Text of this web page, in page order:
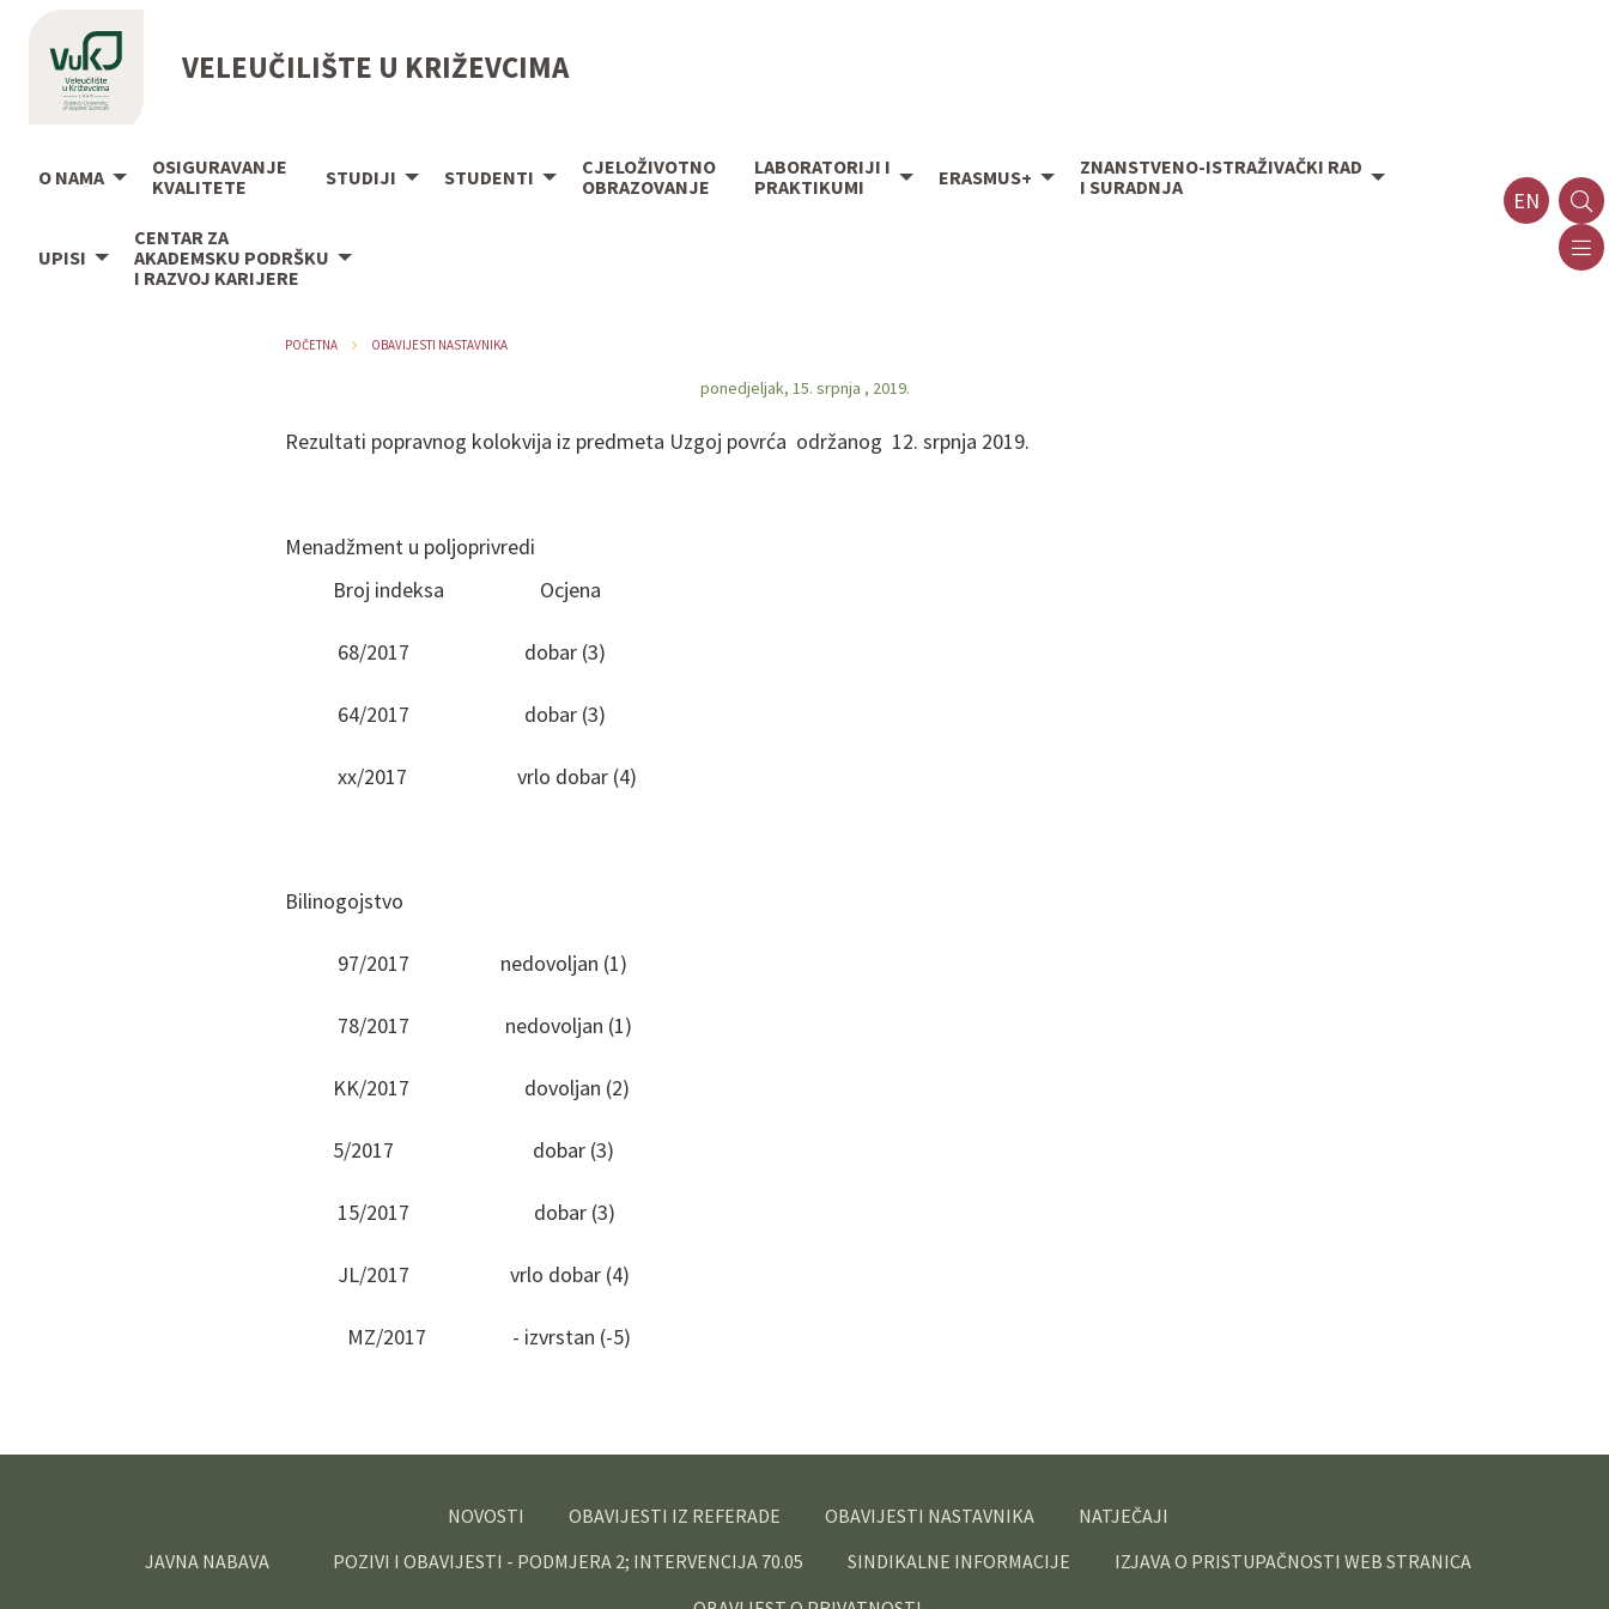
VELEUČILIŠTE U KRIŽEVCIMA
O NAMA
OSIGURAVANJE
KVALITETE
STUDIJI STUDENTI
CJELOŽIVOTNO
OBRAZOVANJE
LABORATORIJI I
PRAKTIKUMI
ERASMUS+
ZNANSTVENO-ISTRAŽIVAČKI RAD
I SURADNJA
UPISI
CENTAR ZA
AKADEMSKU PODRŠKU
I RAZVOJ KARIJERE
EN
POČETNA OBAVIJESTI NASTAVNIKA
ponedjeljak, 15. srpnja , 2019.
Rezultati popravnog kolokvija iz predmeta Uzgoj povrća održanog 12. srpnja 2019.
Menadžment u poljoprivredi
Broj indeksa Ocjena
68/2017 dobar (3)
64/2017 dobar (3)
xx/2017 vrlo dobar (4)
Bilinogojstvo
97/2017 nedovoljan (1)
78/2017 nedovoljan (1)
KK/2017 dovoljan (2)
5/2017 dobar (3)
15/2017 dobar (3)
JL/2017 vrlo dobar (4)
MZ/2017 - izvrstan (-5)
NOVOSTI OBAVIJESTI IZ REFERADE OBAVIJESTI NASTAVNIKA
NATJEČAJI
JAVNA NABAVA
POZIVI I OBAVIJESTI - PODMJERA 2; INTERVENCIJA 70.05 SINDIKALNE INFORMACIJE
IZJAVA O PRISTUPAČNOSTI WEB STRANICA